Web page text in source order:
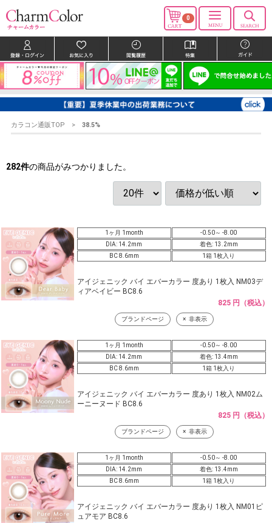
0
カラコン通販TOP 38.5%
282件の商品がみつかりました。
1ヶ月 1month
-0.50～ -8.00
DIA: 14.2mm
着色: 13.2mm
BC 8.6mm
1箱 1枚入り
アイジェニック バイ エバーカラー 度あり 1枚入 NM03デ
ィアベイビー BC8.6
825 円（税込）
ブランドページ 非表示
1ヶ月 1month
-0.50～ -8.00
DIA: 14.2mm
着色: 13.4mm
BC 8.6mm
1箱 1枚入り
アイジェニック バイ エバーカラー 度あり 1枚入 NM02ム
ーニーヌード BC8.6
825 円（税込）
ブランドページ 非表示
1ヶ月 1month
-0.50～ -8.00
DIA: 14.2mm
着色: 13.4mm
BC 8.6mm
1箱 1枚入り
アイジェニック バイ エバーカラー 度あり 1枚入 NM01ピ
ュアモア BC8.6